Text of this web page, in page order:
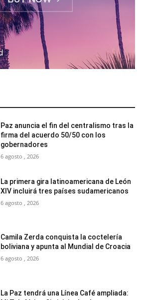
Paz anuncia el fin del centralismo tras la
firma del acuerdo 50/50 con los
gobernadores
6 agosto , 2026
La primera gira latinoamericana de León
XIV incluirá tres países sudamericanos
6 agosto , 2026
Camila Zerda conquista la coctelería
boliviana y apunta al Mundial de Croacia
6 agosto , 2026
La Paz tendrá una Línea Café ampliada: